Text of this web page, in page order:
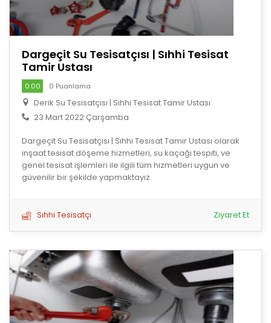
Dargeçit Su Tesisatçısı | Sıhhi Tesisat
Tamir Ustası
0.00 0 Puanlama
Derik Su Tesisatçısı | Sıhhi Tesisat Tamir Ustası
23 Mart 2022 Çarşamba
Dargeçit Su Tesisatçısı | Sıhhi Tesisat Tamir Ustası olarak
inşaat tesisat döşeme hizmetleri, su kaçağı tespiti, ve
genel tesisat işlemleri ile ilgili tüm hizmetleri uygun ve
güvenilir bir şekilde yapmaktayız.
Sıhhi Tesisatçı Ziyaret Et